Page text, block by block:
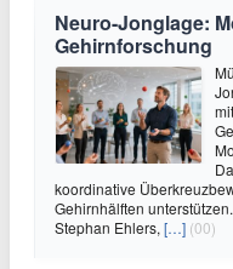
Neuro-Jonglage:
Gehirnforschung
koordinative
Gehirnhälften
Stephan Ehlers, […] (00)